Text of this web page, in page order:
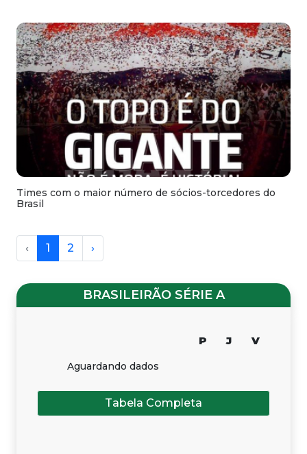
Times com o maior número de sócios-torcedores do
Brasil
‹ 1 2 ›
BRASILEIRÃO SÉRIE A
P J V
Aguardando dados
Tabela Completa